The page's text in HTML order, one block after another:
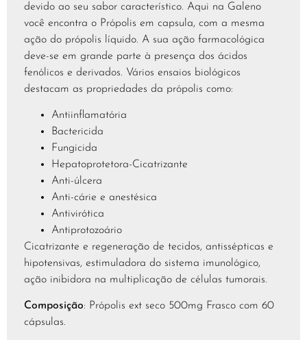
devido ao seu sabor característico. Aqui na Galeno
você encontra o Própolis em capsula, com a mesma
ação do própolis líquido. A sua ação farmacológica
deve-se em grande parte à presença dos ácidos
fenólicos e derivados. Vários ensaios biológicos
destacam as propriedades da própolis como:
Antiinflamatória
Bactericida
Fungicida
Hepatoprotetora-Cicatrizante
Anti-úlcera
Anti-cárie e anestésica
Antivirótica
Antiprotozoário
Cicatrizante e regeneração de tecidos, antissépticas e
hipotensivas, estimuladora do sistema imunológico,
ação inibidora na multiplicação de células tumorais.
Composição: Própolis ext seco 500mg Frasco com 60
cápsulas.